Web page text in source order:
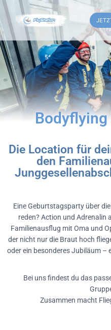
Bodyflying
Die Location für
den
Eine Geburtstagsparty über
reden? Action und Adrenalin
Familienausflug mit Oma und
der nicht nur die Braut hoch
oder ein besonderes Jubiläum –
Bei uns findest du das
Zusammen macht